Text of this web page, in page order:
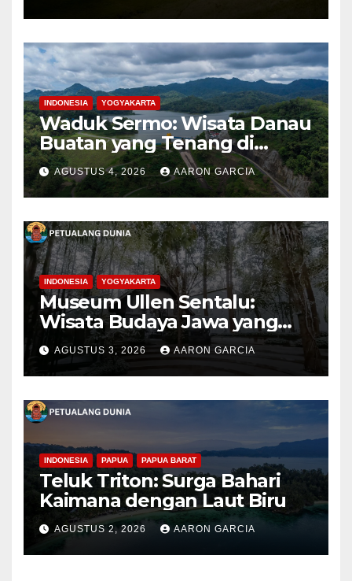
INDONESIA YOGYAKARTA
Waduk Sermo: Wisata Danau
Buatan yang Tenang di
Perbukitan Menoreh Kulon
Progo
AGUSTUS 4, 2026 AARON GARCIA
INDONESIA YOGYAKARTA
Museum Ullen Sentalu:
Wisata Budaya Jawa yang
Elegan di Lereng Kaliurang
AGUSTUS 3, 2026 AARON GARCIA
INDONESIA PAPUA PAPUA BARAT
Teluk Triton: Surga Bahari
Kaimana dengan Laut Biru
AGUSTUS 2, 2026 AARON GARCIA